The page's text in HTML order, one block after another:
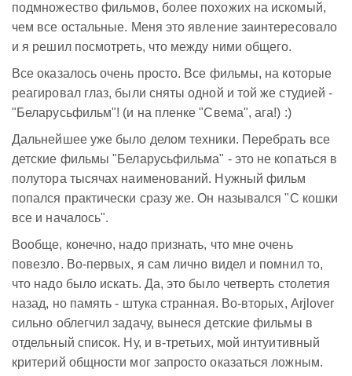
подмножество фильмов, более похожих на искомый,
чем все остальные. Меня это явление заинтересовало
и я решил посмотреть, что между ними общего.
Все оказалось очень просто. Все фильмы, на которые
реагировал глаз, были сняты одной и той же студией -
"Беларусьфильм"! (и на пленке "Свема", ага!) :)
Дальнейшее уже было делом техники. Перебрать все
детские фильмы "Беларусьфильма" - это не копаться в
полутора тысячах наименований. Нужный фильм
попался практически сразу же. Он назывался "С кошки
все и началось".
Вообще, конечно, надо признать, что мне очень
повезло. Во-первых, я сам лично видел и помнил то,
что надо было искать. Да, это было четверть столетия
назад, но память - штука странная. Во-вторых, Arjlover
сильно облегчил задачу, вынеся детские фильмы в
отдельный список. Ну, и в-третьих, мой интуитивный
критерий общности мог запросто оказаться ложным.